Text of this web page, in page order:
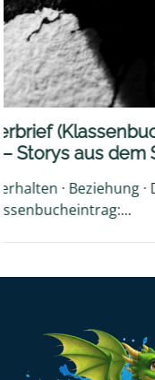
–
Schulalltag
· Deeskalation